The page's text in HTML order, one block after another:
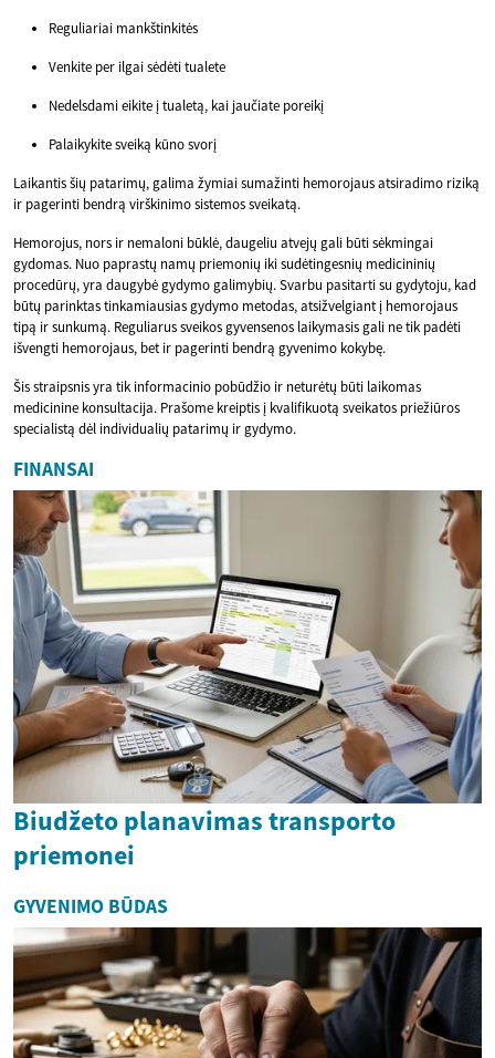
Reguliariai mankštinkitės
Venkite per ilgai sėdėti tualete
Nedelsdami eikite į tualetą, kai jaučiate poreikį
Palaikykite sveiką kūno svorį
Laikantis šių patarimų, galima žymiai sumažinti hemorojaus atsiradimo riziką
ir pagerinti bendrą virškinimo sistemos sveikatą.
Hemorojus, nors ir nemaloni būklė, daugeliu atvejų gali būti sėkmingai
gydomas. Nuo paprastų namų priemonių iki sudėtingesnių medicininių
procedūrų, yra daugybė gydymo galimybių. Svarbu pasitarti su gydytoju, kad
būtų parinktas tinkamiausias gydymo metodas, atsižvelgiant į hemorojaus
tipą ir sunkumą. Reguliarus sveikos gyvensenos laikymasis gali ne tik padėti
išvengti hemorojaus, bet ir pagerinti bendrą gyvenimo kokybę.
Šis straipsnis yra tik informacinio pobūdžio ir neturėtų būti laikomas
medicinine konsultacija. Prašome kreiptis į kvalifikuotą sveikatos priežiūros
specialistą dėl individualių patarimų ir gydymo.
FINANSAI
Biudžeto planavimas transporto
priemonei
GYVENIMO BŪDAS